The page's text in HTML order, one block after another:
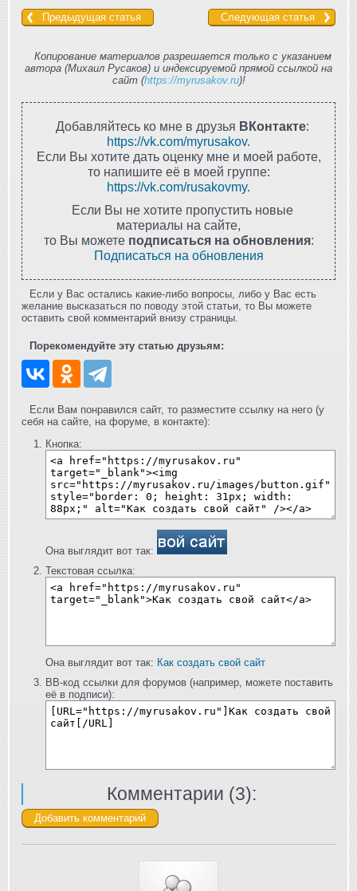
Предыдущая статья Следующая статья
Копирование материалов разрешается только с указанием
автора (Михаил Русаков) и индексируемой прямой ссылкой на
сайт (https://myrusakov.ru)!
Добавляйтесь ко мне в друзья ВКонтакте:
https://vk.com/myrusakov.
Если Вы хотите дать оценку мне и моей работе,
то напишите её в моей группе:
https://vk.com/rusakovmy.
Если Вы не хотите пропустить новые
материалы на сайте,
то Вы можете подписаться на обновления:
Подписаться на обновления
Если у Вас остались какие-либо вопросы, либо у Вас есть
желание высказаться по поводу этой статьи, то Вы можете
оставить свой комментарий внизу страницы.
Порекомендуйте эту статью друзьям:
Если Вам понравился сайт, то разместите ссылку на него (у
себя на сайте, на форуме, в контакте):
Кнопка:
Она выглядит вот так:
Текстовая ссылка:
Она выглядит вот так: Как создать свой сайт
BB-код ссылки для форумов (например, можете поставить
её в подписи):
Комментарии (3):